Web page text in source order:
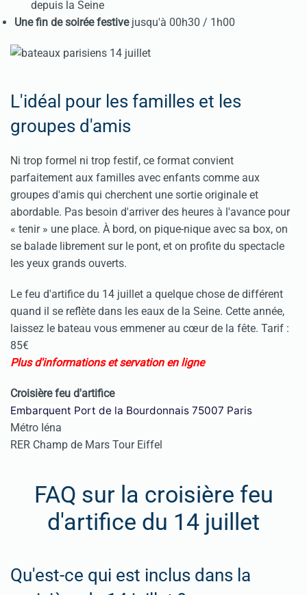
depuis la Seine
Une fin de soirée festive jusqu'à 00h30 / 1h00
L'idéal pour les familles et les
groupes d'amis
Ni trop formel ni trop festif, ce format convient
parfaitement aux familles avec enfants comme aux
groupes d'amis qui cherchent une sortie originale et
abordable. Pas besoin d'arriver des heures à l'avance pour
« tenir » une place. À bord, on pique-nique avec sa box, on
se balade librement sur le pont, et on profite du spectacle
les yeux grands ouverts.
Le feu d'artifice du 14 juillet a quelque chose de différent
quand il se reflète dans les eaux de la Seine. Cette année,
laissez le bateau vous emmener au cœur de la fête. Tarif :
85€
Plus d'informations et servation en ligne
Croisière feu d'artifice
Embarquent Port de la Bourdonnais 75007 Paris
Métro Iéna
RER Champ de Mars Tour Eiffel
FAQ sur la croisière feu
d'artifice du 14 juillet
Qu'est-ce qui est inclus dans la